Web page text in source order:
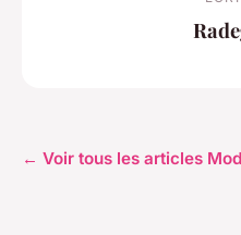
← Voir tous les articles